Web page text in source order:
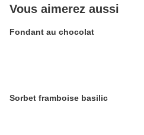
Vous aimerez aussi
Fondant au chocolat
Sorbet framboise basilic